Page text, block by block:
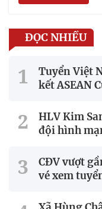
ĐỌC NHIỀU
Tuyển Việt
kết ASEAN
HLV Kim
đội hình
CĐV vượt
vé xem